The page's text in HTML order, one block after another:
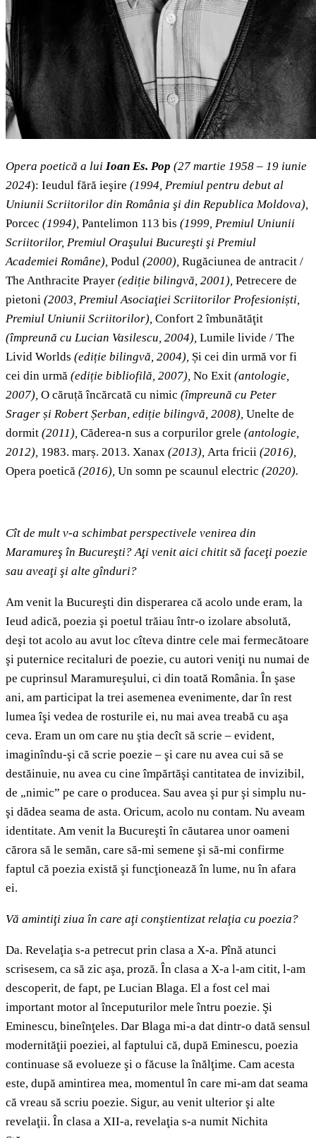
Opera poetică a lui Ioan Es. Pop (27 martie 1958 – 19 iunie
2024): Ieudul fără ieşire (1994, Premiul pentru debut al
Uniunii Scriitorilor din România şi din Republica Moldova),
Porcec (1994), Pantelimon 113 bis (1999, Premiul Uniunii
Scriitorilor, Premiul Oraşului Bucureşti şi Premiul
Academiei Române), Podul (2000), Rugăciunea de antracit /
The Anthracite Prayer (ediție bilingvă, 2001), Petrecere de
pietoni (2003, Premiul Asociaţiei Scriitorilor Profesioniști,
Premiul Uniunii Scriitorilor), Confort 2 îmbunătăţit
(împreună cu Lucian Vasilescu, 2004), Lumile livide / The
Livid Worlds (ediție bilingvă, 2004), Și cei din urmă vor fi
cei din urmă (ediție bibliofilă, 2007), No Exit (antologie,
2007), O căruță încărcată cu nimic (împreună cu Peter
Srager și Robert Șerban, ediție bilingvă, 2008), Unelte de
dormit (2011), Căderea-n sus a corpurilor grele (antologie,
2012), 1983. marș. 2013. Xanax (2013), Arta fricii (2016),
Opera poetică (2016), Un somn pe scaunul electric (2020).
Cît de mult v-a schimbat perspectivele venirea din
Maramureş în Bucureşti? Aţi venit aici chitit să faceţi poezie
sau aveaţi şi alte gînduri?
Am venit la Bucureşti din disperarea că acolo unde eram, la
Ieud adică, poezia şi poetul trăiau într-o izolare absolută,
deşi tot acolo au avut loc cîteva dintre cele mai fermecătoare
şi puternice recitaluri de poezie, cu autori veniţi nu numai de
pe cuprinsul Maramureşului, ci din toată România. În şase
ani, am participat la trei asemenea evenimente, dar în rest
lumea îşi vedea de rosturile ei, nu mai avea treabă cu aşa
ceva. Eram un om care nu ştia decît să scrie – evident,
imaginîndu-şi că scrie poezie – şi care nu avea cui să se
destăinuie, nu avea cu cine împărtăşi cantitatea de invizibil,
de „nimic” pe care o producea. Sau avea şi pur şi simplu nu-
şi dădea seama de asta. Oricum, acolo nu contam. Nu aveam
identitate. Am venit la Bucureşti în căutarea unor oameni
cărora să le semăn, care să-mi semene şi să-mi confirme
faptul că poezia există şi funcţionează în lume, nu în afara
ei.
Vă amintiţi ziua în care aţi conştientizat relaţia cu poezia?
Da. Revelaţia s-a petrecut prin clasa a X-a. Pînă atunci
scrisesem, ca să zic aşa, proză. În clasa a X-a l-am citit, l-am
descoperit, de fapt, pe Lucian Blaga. El a fost cel mai
important motor al începuturilor mele întru poezie. Şi
Eminescu, bineînţeles. Dar Blaga mi-a dat dintr-o dată sensul
modernităţii poeziei, al faptului că, după Eminescu, poezia
continuase să evolueze şi o făcuse la înălţime. Cam acesta
este, după amintirea mea, momentul în care mi-am dat seama
că vreau să scriu poezie. Sigur, au venit ulterior şi alte
revelaţii. În clasa a XII-a, revelaţia s-a numit Nichita